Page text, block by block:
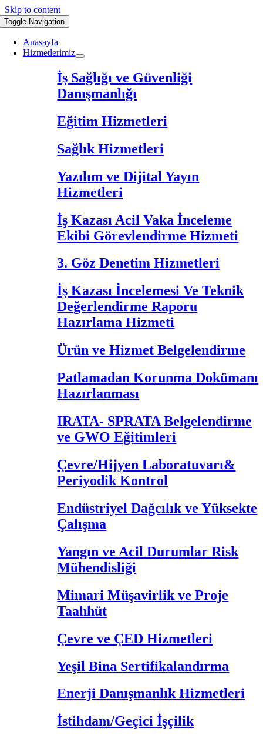
Skip to content
Toggle Navigation
Anasayfa
Hizmetlerimiz
İş Sağlığı ve Güvenliği
Danışmanlığı
Eğitim Hizmetleri
Sağlık Hizmetleri
Yazılım ve Dijital Yayın
Hizmetleri
İş Kazası Acil Vaka İnceleme
Ekibi Görevlendirme Hizmeti
3. Göz Denetim Hizmetleri
İş Kazası İncelemesi Ve Teknik
Değerlendirme Raporu
Hazırlama Hizmeti
Ürün ve Hizmet Belgelendirme
Patlamadan Korunma Dokümanı
Hazırlanması
IRATA- SPRATA Belgelendirme
ve GWO Eğitimleri
Çevre/Hijyen Laboratuvarı&
Periyodik Kontrol
Endüstriyel Dağcılık ve Yüksekte
Çalışma
Yangın ve Acil Durumlar Risk
Mühendisliği
Mimari Müşavirlik ve Proje
Taahhüt
Çevre ve ÇED Hizmetleri
Yeşil Bina Sertifikalandırma
Enerji Danışmanlık Hizmetleri
İstihdam/Geçici İşçilik